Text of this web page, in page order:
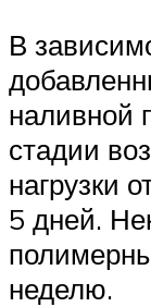
В
наливной
стадии
нагрузки
5 дней.
неделю.